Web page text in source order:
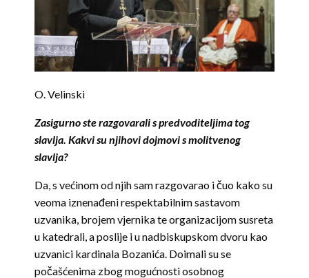
O. Velinski
Zasigurno ste razgovarali s predvoditeljima tog
slavlja. Kakvi su njihovi dojmovi s molitvenog
slavlja?
Da, s većinom od njih sam razgovarao i čuo kako su
veoma iznenađeni respektabilnim sastavom
uzvanika, brojem vjernika te organizacijom susreta
u katedrali, a poslije i u nadbiskupskom dvoru kao
uzvanici kardinala Bozanića. Doimali su se
počašćenima zbog mogućnosti osobnog